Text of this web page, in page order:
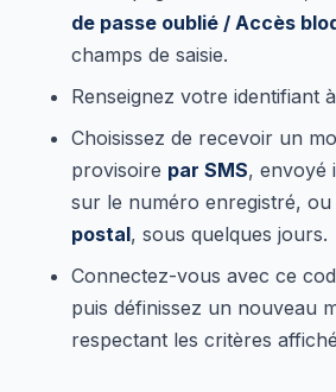
de passe oublié / Accès
champs de saisie.
Renseignez votre identifiant
Choisissez de recevoir un
provisoire par SMS, envoyé
sur le numéro enregistré, ou
postal, sous quelques jours.
Connectez-vous avec ce
puis définissez un nouveau
respectant les critères